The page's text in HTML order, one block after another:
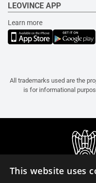
LEOVINCE APP
Learn more
All trademarks used are the
is for informational
This website uses